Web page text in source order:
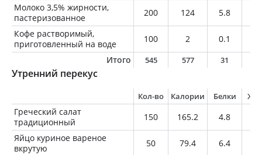
Молоко 3,5% жирности,
пастеризованное
200 124 5.8
Кофе растворимый,
приготовленный на воде
100 2 0.1
Итого
545 577 31
Утренний перекус
Кол-во Калории Белки
Греческий салат
традиционный
150 165.2 4.8
Яйцо куриное вареное
вкрутую
50 79.4 6.4